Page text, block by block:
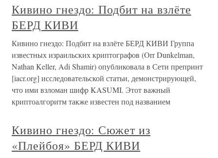
Кивино гнездо: Подбит на взлёте
БЕРД КИВИ
Кивино гнездо: Подбит на взлёте БЕРД КИВИ Группа
известных израильских криптографов (Orr Dunkelman,
Nathan Keller, Adi Shamir) опубликовала в Сети препринт
[iacr.org] исследовательской статьи, демонстрирующей,
что ими взломан шифр KASUMI. Этот важный
криптоалгоритм также известен под названием
Кивино гнездо: Сюжет из
«Плейбоя» БЕРД КИВИ